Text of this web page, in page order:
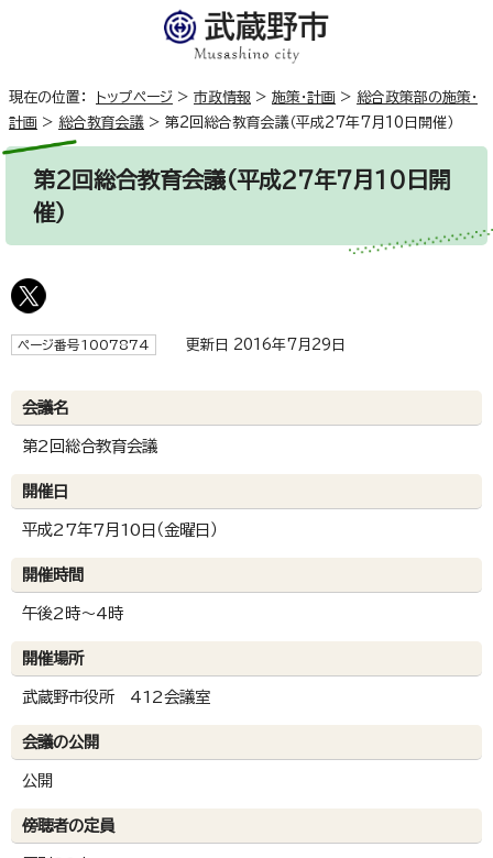
現在の位置： トップページ > 市政情報 > 施策・計画 > 総合政策部の施策・
計画 > 総合教育会議 > 第2回総合教育会議（平成27年7月10日開催）
第2回総合教育会議（平成27年7月10日開
催）
ページ番号1007874 更新日 2016年7月29日
会議名
第2回総合教育会議
開催日
平成27年7月10日（金曜日）
開催時間
午後2時～4時
開催場所
武蔵野市役所 412会議室
会議の公開
公開
傍聴者の定員